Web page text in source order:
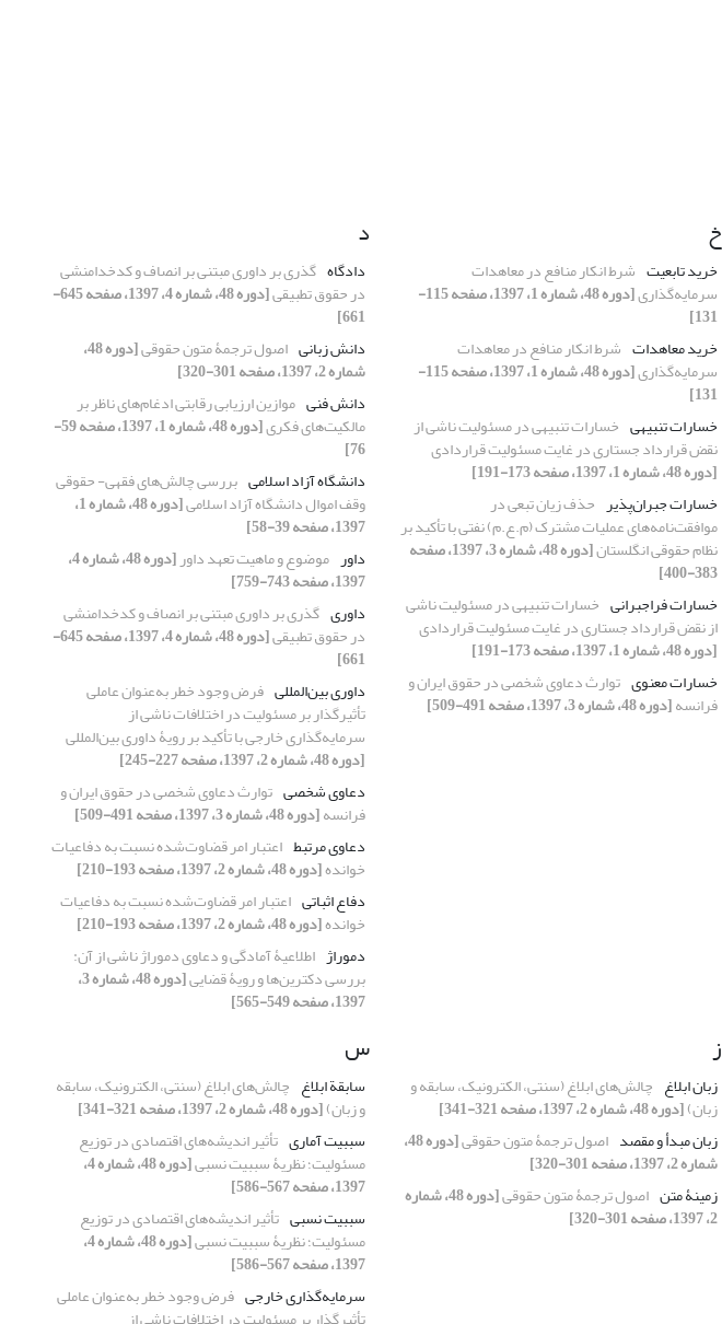
خ
خرید تابعیت شرط انکار منافع در معاهدات
سرمایه‌گذاری [دوره 48، شماره 1، 1397، صفحه 115-
131]
خرید معاهدات شرط انکار منافع در معاهدات
سرمایه‌گذاری [دوره 48، شماره 1، 1397، صفحه 115-
131]
خسارات تنبیهی خسارات تنبیهی در مسئولیت ناشی از
نقض قرارداد جستاری در غایت مسئولیت قراردادی
[دوره 48، شماره 1، 1397، صفحه 173-191]
خسارات جبران‌پذیر حذف زیان تبعی در
موافقت‌نامه‌های عملیات مشترک (م.ع.م) نفتی با تأکید بر
نظام حقوقی انگلستان [دوره 48، شماره 3، 1397، صفحه
383-400]
خسارات فراجبرانی خسارات تنبیهی در مسئولیت ناشی
از نقض قرارداد جستاری در غایت مسئولیت قراردادی
[دوره 48، شماره 1، 1397، صفحه 173-191]
خسارات معنوی توارث دعاوی شخصی در حقوق ایران و
فرانسه[دوره 48، شماره 3، 1397، صفحه 491-509]
د
دادگاه گذری بر داوری مبتنی بر انصاف و کدخدامنشی
در حقوق تطبیقی [دوره 48، شماره 4، 1397، صفحه 645-
661]
دانش زبانی اصول ترجمۀ متون حقوقی [دوره 48،
شماره 2، 1397، صفحه 301-320]
دانش فنی موازین ارزیابی رقابتی ادغام‌های ناظر بر
مالکیت‌های فکری [دوره 48، شماره 1، 1397، صفحه 59-
76]
دانشگاه آزاد اسلامی بررسی چالش‌های فقهی- حقوقی
وقف اموال دانشگاه آزاد اسلامی [دوره 48، شماره 1،
1397، صفحه 39-58]
داور موضوع و ماهیت تعهد داور [دوره 48، شماره 4،
1397، صفحه 743-759]
داوری گذری بر داوری مبتنی بر انصاف و کدخدامنشی
در حقوق تطبیقی [دوره 48، شماره 4، 1397، صفحه 645-
661]
داوری بین‌المللی فرض وجود خطر به‌عنوان عاملی
تأثیرگذار بر مسئولیت در اختلافات ناشی از
سرمایه‌گذاری خارجی با تأکید بر رویۀ داوری بین‌المللی
[دوره 48، شماره 2، 1397، صفحه 227-245]
دعاوی شخصی توارث دعاوی شخصی در حقوق ایران و
فرانسه[دوره 48، شماره 3، 1397، صفحه 491-509]
دعاوی مرتبط اعتبار امر قضاوت‌شده نسبت به دفاعیات
خوانده[دوره 48، شماره 2، 1397، صفحه 193-210]
دفاع اثباتی اعتبار امر قضاوت‌شده نسبت به دفاعیات
خوانده[دوره 48، شماره 2، 1397، صفحه 193-210]
دموراژ اطلاعیۀ آمادگی و دعاوی دموراژ ناشی از آن:
بررسی دکترین‌ها و رویۀ قضایی [دوره 48، شماره 3،
1397، صفحه 549-565]
ز
زبان ابلاغ چالش‌های ابلاغ (سنتی، الکترونیک، سابقه و
زبان)[دوره 48، شماره 2، 1397، صفحه 321-341]
زبان مبدأ و مقصد اصول ترجمۀ متون حقوقی [دوره 48،
شماره 2، 1397، صفحه 301-320]
زمینۀ متن اصول ترجمۀ متون حقوقی [دوره 48، شماره
2، 1397، صفحه 301-320]
س
سابقة ابلاغ چالش‌های ابلاغ (سنتی، الکترونیک، سابقه
و زبان)[دوره 48، شماره 2، 1397، صفحه 321-341]
سببیت آماری تأثیر اندیشه‌های اقتصادی در توزیع
مسئولیت؛ نظریۀ سببیت نسبی [دوره 48، شماره 4،
1397، صفحه 567-586]
سببیت نسبی تأثیر اندیشه‌های اقتصادی در توزیع
مسئولیت؛ نظریۀ سببیت نسبی [دوره 48، شماره 4،
1397، صفحه 567-586]
سرمایه‌گذاری خارجی فرض وجود خطر به‌عنوان عاملی